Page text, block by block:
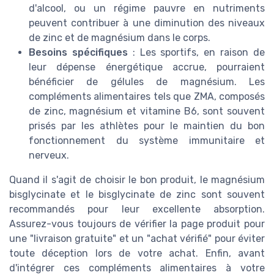
d'alcool, ou un régime pauvre en nutriments
peuvent contribuer à une diminution des niveaux
de zinc et de magnésium dans le corps.
Besoins spécifiques : Les sportifs, en raison de
leur dépense énergétique accrue, pourraient
bénéficier de gélules de magnésium. Les
compléments alimentaires tels que ZMA, composés
de zinc, magnésium et vitamine B6, sont souvent
prisés par les athlètes pour le maintien du bon
fonctionnement du système immunitaire et
nerveux.
Quand il s'agit de choisir le bon produit, le magnésium
bisglycinate et le bisglycinate de zinc sont souvent
recommandés pour leur excellente absorption.
Assurez-vous toujours de vérifier la page produit pour
une "livraison gratuite" et un "achat vérifié" pour éviter
toute déception lors de votre achat. Enfin, avant
d'intégrer ces compléments alimentaires à votre